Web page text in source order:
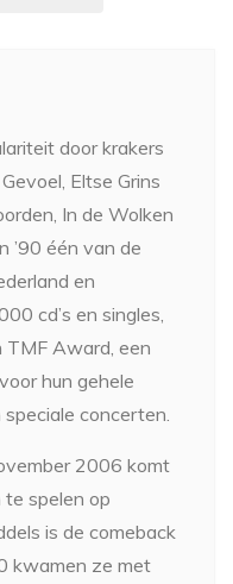
door krakers
Eltse Grins
In de Wolken
’90 één van de
en
cd’s en singles,
TMF Award, een
hun gehele
concerten.
2006 komt
spelen op
is de comeback
kwamen ze met